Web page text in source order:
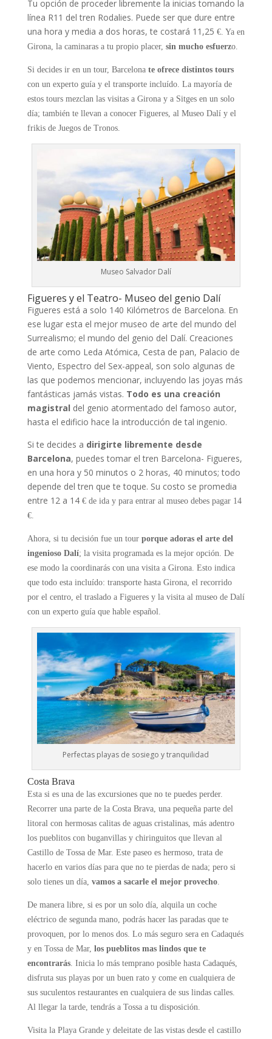
Tu opción de proceder libremente la inicias tomando la
línea R11 del tren Rodalies. Puede ser que dure entre
una hora y media a dos horas, te costará 11,25 €. Ya en
Girona, la caminaras a tu propio placer, sin mucho esfuerzo.
Si decides ir en un tour, Barcelona te ofrece distintos tours
con un experto guía y el transporte incluído. La mayoría de
estos tours mezclan las visitas a Girona y a Sitges en un solo
día; también te llevan a conocer Figueres, al Museo Dalí y el
frikis de Juegos de Tronos.
Museo Salvador Dalí
Figueres y el Teatro- Museo del genio Dalí
Figueres está a solo 140 Kilómetros de Barcelona. En
ese lugar esta el mejor museo de arte del mundo del
Surrealismo; el mundo del genio del Dalí. Creaciones
de arte como Leda Atómica, Cesta de pan, Palacio de
Viento, Espectro del Sex-appeal, son solo algunas de
las que podemos mencionar, incluyendo las joyas más
fantásticas jamás vistas. Todo es una creación
magistral del genio atormentado del famoso autor,
hasta el edificio hace la introducción de tal ingenio.
Si te decides a dirigirte libremente desde
Barcelona, puedes tomar el tren Barcelona- Figueres,
en una hora y 50 minutos o 2 horas, 40 minutos; todo
depende del tren que te toque. Su costo se promedia
entre 12 a 14 €de ida y para entrar al museo debes pagar 14
€.
Ahora, si tu decisión fue un tour porque adoras el arte del
ingenioso Dalí; la visita programada es la mejor opción. De
ese modo la coordinarás con una visita a Girona. Esto indica
que todo esta incluído: transporte hasta Girona, el recorrido
por el centro, el traslado a Figueres y la visita al museo de Dalí
con un experto guía que hable español.
Perfectas playas de sosiego y tranquilidad
Costa Brava
Esta si es una de las excursiones que no te puedes perder.
Recorrer una parte de la Costa Brava, una pequeña parte del
litoral con hermosas calitas de aguas cristalinas, más adentro
los pueblitos con buganvillas y chiringuitos que llevan al
Castillo de Tossa de Mar. Este paseo es hermoso, trata de
hacerlo en varios días para que no te pierdas de nada; pero si
solo tienes un día, vamos a sacarle el mejor provecho.
De manera libre, si es por un solo día, alquila un coche
eléctrico de segunda mano, podrás hacer las paradas que te
provoquen, por lo menos dos. Lo más seguro sera en Cadaqués
y en Tossa de Mar, los pueblitos mas lindos que te
encontrarás. Inicia lo más temprano posible hasta Cadaqués,
disfruta sus playas por un buen rato y come en cualquiera de
sus suculentos restaurantes en cualquiera de sus lindas calles.
Al llegar la tarde, tendrás a Tossa a tu disposición.
Visita la Playa Grande y deleitate de las vistas desde el castillo